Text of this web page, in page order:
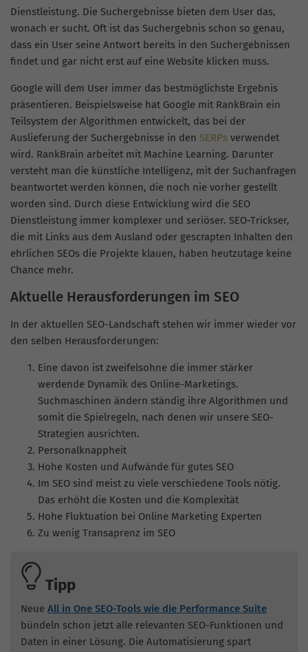
Dienstleistung. Die Suchergebnisse bieten dem User das,
wonach er sucht. Oft ist das Suchergebnis schon so genau,
dass ein User seine Antwort bereits in den Suchergebnissen
findet und gar nicht erst auf eine Website klicken muss.
Google will dem User immer das bestmöglichste Ergebnis
präsentieren. Beispielsweise hat Google mit RankBrain ein
Teilsystem der Algorithmen entwickelt, das bei der
Auslieferung der Suchergebnisse in den SERPs verwendet
wird. RankBrain arbeitet mit Machine Learning. Darunter
versteht man die künstliche Intelligenz, mit der Suchanfragen
beantwortet werden können, die noch nie vorher gestellt
worden sind. Durch diese Entwicklung wird die SEO
Dienstleistung immer komplexer und seriöser. SEO-Trickser,
die mit Links aus dem Ausland oder gescrapten Inhalten den
ehrlichen SEOs die Projekte klauen, haben heutzutage keine
Chance mehr.
Aktuelle Herausforderungen im SEO
In der aktuellen SEO-Landschaft stehen wir immer wieder vor
den selben Herausforderungen:
Eine davon ist zweifelsohne die immer stärker
werdende Dynamik des Online-Marketings.
Suchmaschinen ändern ständig ihre Algorithmen und
somit die Spielregeln, nach denen wir unsere SEO-
Strategien ausrichten.
Personalknappheit
Hohe Kosten und Aufwände für gutes SEO
Im SEO sind meist zu viele verschiedene Tools nötig.
Das erhöht die Kosten und die Komplexität
Hohe Fluktuation bei Online Marketing Experten
Zu wenig Transaprenz im SEO
Tipp
Neue All in One SEO-Tools wie die Performance Suite
bündeln schon jetzt alle relevanten SEO-Funktionen und
Daten in einer Lösung. Die Automatisierung spart